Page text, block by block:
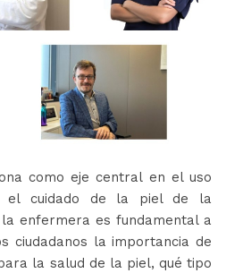
como eje central en el uso
el cuidado de la piel de la
enfermera es fundamental a
ciudadanos la importancia de
la salud de la piel, qué tipo